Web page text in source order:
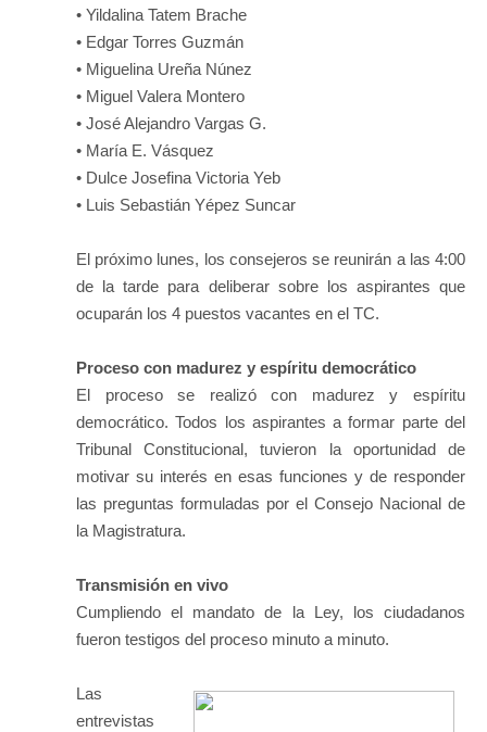
• Yildalina Tatem Brache
• Edgar Torres Guzmán
• Miguelina Ureña Núnez
• Miguel Valera Montero
• José Alejandro Vargas G.
• María E. Vásquez
• Dulce Josefina Victoria Yeb
• Luis Sebastián Yépez Suncar
El próximo lunes, los consejeros se reunirán a las 4:00
de la tarde para deliberar sobre los aspirantes que
ocuparán los 4 puestos vacantes en el TC.
Proceso con madurez y espíritu democrático
El proceso se realizó con madurez y espíritu
democrático. Todos los aspirantes a formar parte del
Tribunal Constitucional, tuvieron la oportunidad de
motivar su interés en esas funciones y de responder
las preguntas formuladas por el Consejo Nacional de
la Magistratura.
Transmisión en vivo
Cumpliendo el mandato de la Ley, los ciudadanos
fueron testigos del proceso minuto a minuto.
Las
entrevistas